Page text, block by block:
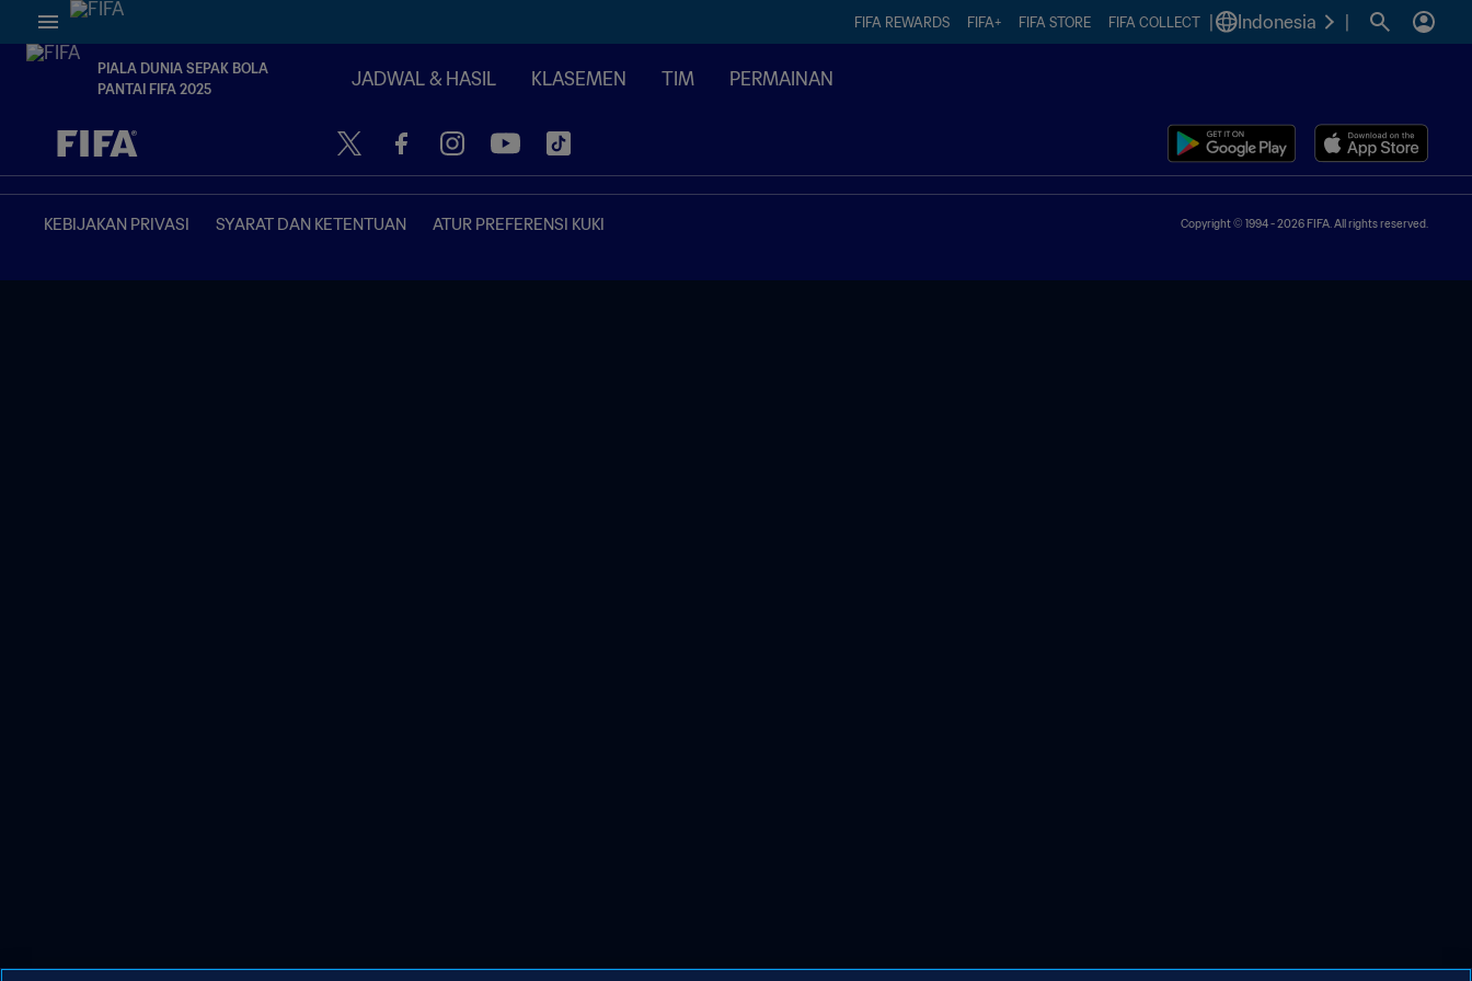
FIFA REWARDS FIFA+ FIFA STORE FIFA COLLECT Indonesia
PIALA DUNIA SEPAK BOLA
PANTAI FIFA 2025
JADWAL & HASIL KLASEMEN TIM PERMAINAN
TBD vs. TBD
KEBIJAKAN PRIVASI SYARAT DAN KETENTUAN ATUR PREFERENSI KUKI Copyright © 1994 - 2026 FIFA. All rights reserved.